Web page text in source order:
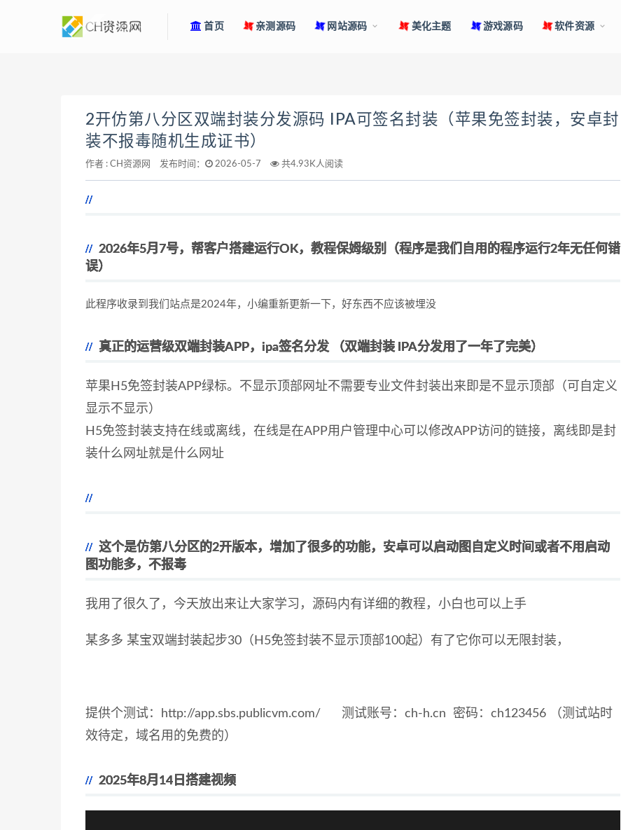
首页 亲测源码 网站源码 美化主题 游戏源码 软件资源
2开仿第八分区双端封装分发源码 IPA可签名封装（苹果免签封装，安卓封
装不报毒随机生成证书）
作者 : CH资源网 发布时间： 2026-05-7 共4.93K人阅读
2026年5月7号，帮客户搭建运行OK，教程保姆级别（程序是我们自用的程序运行2年无任何错
误）
此程序收录到我们站点是2024年，小编重新更新一下，好东西不应该被埋没
真正的运营级双端封装APP，ipa签名分发 （双端封装 IPA分发用了一年了完美）
苹果H5免签封装APP绿标。不显示顶部网址不需要专业文件封装出来即是不显示顶部（可自定义
显示不显示）
H5免签封装支持在线或离线，在线是在APP用户管理中心可以修改APP访问的链接，离线即是封
装什么网址就是什么网址
这个是仿第八分区的2开版本，增加了很多的功能，安卓可以启动图自定义时间或者不用启动
图功能多，不报毒
我用了很久了，今天放出来让大家学习，源码内有详细的教程，小白也可以上手
某多多 某宝双端封装起步30（H5免签封装不显示顶部100起）有了它你可以无限封装，
提供个测试：http://app.sbs.publicvm.com/ 测试账号：ch-h.cn 密码： ch123456
（测试站时
效待定，域名用的免费的）
2025年8月14日搭建视频